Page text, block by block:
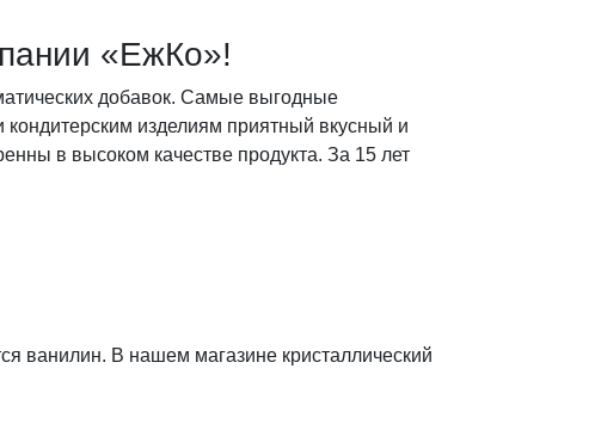
«ЕжКо»!
добавок. Самые выгодные
изделиям приятный вкусный и
в высоком качестве продукта. За 15 лет
ванилин. В нашем магазине кристаллический